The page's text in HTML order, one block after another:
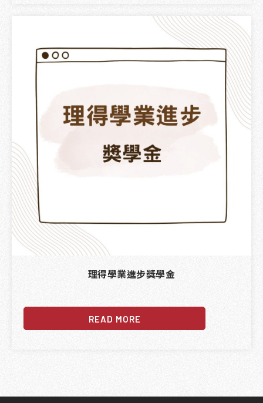
理得學業進步獎學金
READ MORE